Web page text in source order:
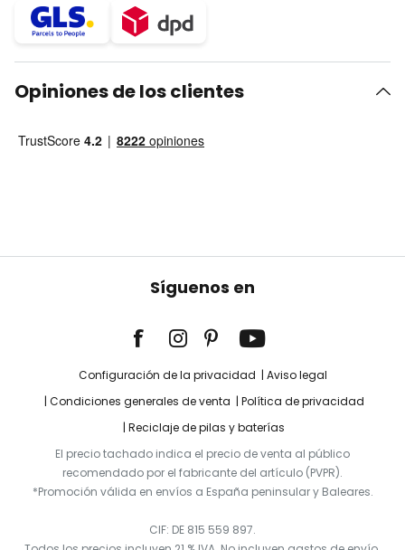
Opiniones de los clientes
Síguenos en
Configuración de la privacidad
Aviso legal
Condiciones generales de venta
Política de privacidad
Reciclaje de pilas y baterías
El precio tachado indica el precio de venta al público
recomendado por el fabricante del artículo (PVPR).
*Promoción válida en envíos a España peninsular y Baleares.
CIF: DE 815 559 897.